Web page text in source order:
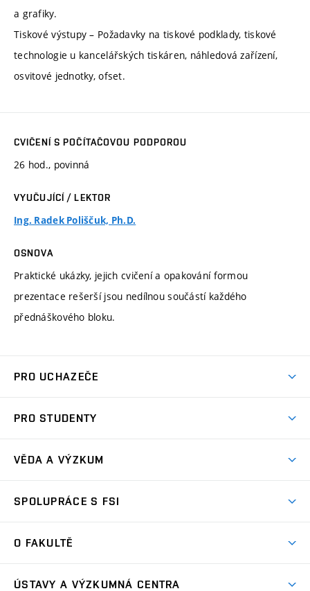
a grafiky.
Tiskové výstupy – Požadavky na tiskové podklady, tiskové
technologie u kancelářských tiskáren, náhledová zařízení,
osvitové jednotky, ofset.
CVIČENÍ S POČÍTAČOVOU PODPOROU
26 hod., povinná
VYUČUJÍCÍ / LEKTOR
Ing. Radek Poliščuk, Ph.D.
OSNOVA
Praktické ukázky, jejich cvičení a opakování formou
prezentace rešerší jsou nedílnou součástí každého
přednáškového bloku.
PRO UCHAZEČE
Ambasadoři studia
Zápisy
Mobilní aplikace
PRO STUDENTY
Studijní předpisy
Pro prváky
VĚDA A VÝZKUM
Oblasti výzkumu
Podpora projektů
SPOLUPRÁCE S FSI
Nejvýznamnější partneři
O FAKULTĚ
ÚSTAVY A VÝZKUMNÁ CENTRA